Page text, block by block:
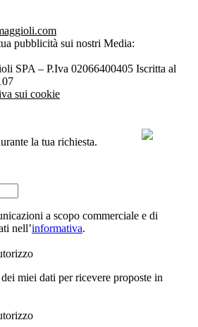
pubblicità sui nostri Media:
SPA – P.Iva 02066400405 Iscritta al
sui cookie
la tua richiesta.
a scopo commerciale e di
nell’informativa.
miei dati per ricevere proposte in